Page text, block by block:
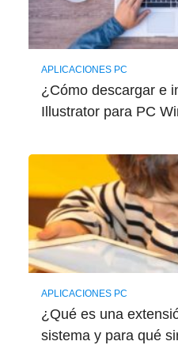
APLICACIONES PC
¿Cómo descargar e
Illustrator para PC
APLICACIONES PC
¿Qué es una
sistema y para qué